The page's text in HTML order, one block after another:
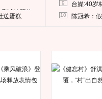
掉这照片
送蛋糕
9 台媒:40岁
10 陈冠希：